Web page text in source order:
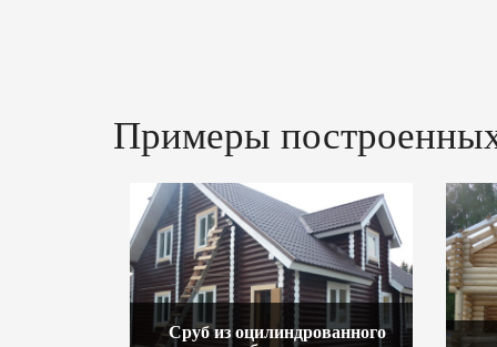
Примеры
Сруб из оцилиндрованного